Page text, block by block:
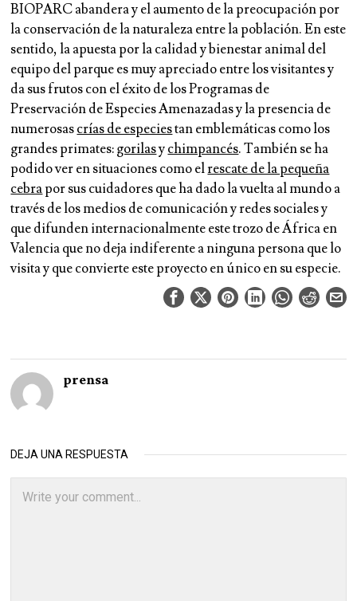
BIOPARC abandera y el aumento de la preocupación por
la conservación de la naturaleza entre la población. En este
sentido, la apuesta por la calidad y bienestar animal del
equipo del parque es muy apreciado entre los visitantes y
da sus frutos con el éxito de losProgramas de
Preservación de Especies Amenazadasy la presencia de
numerosascrías de especiestan emblemáticas como los
grandes primates:gorilasychimpancés.También se ha
podido ver en situaciones como elrescate de la pequeña
cebrapor sus cuidadores que ha dado lavuelta al mundoa
través de los medios de comunicación y redes sociales y
que difunden internacionalmente este trozo de África en
Valencia que no deja indiferente a ninguna persona que lo
visita y que convierte este proyecto enúnico en su especie.
prensa
DEJA UNA RESPUESTA